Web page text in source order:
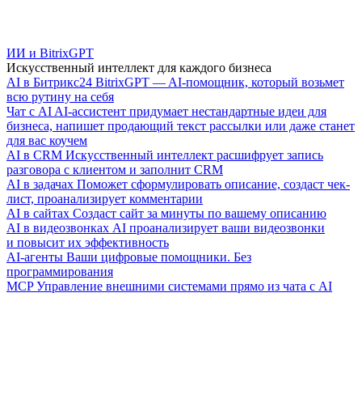
ИИ и BitrixGPT
Искусственный интеллект для каждого бизнеса
AI в Битрикс24 BitrixGPT — AI-помощник, который возьмет
всю рутину на себя
Чат с AI AI-ассистент придумает нестандартные идеи для
бизнеса, напишет продающий текст рассылки или даже станет
для вас коучем
AI в CRM Искусственный интеллект расшифрует запись
разговора с клиентом и заполнит CRM
AI в задачах Поможет сформулировать описание, создаст чек-
лист, проанализирует комментарии
AI в сайтах Создаст сайт за минуты по вашему описанию
AI в видеозвонках AI проанализирует ваши видеозвонки
и повысит их эффективность
AI-агенты Ваши цифровые помощники. Без
программирования
MCP Управление внешними системами прямо из чата с AI